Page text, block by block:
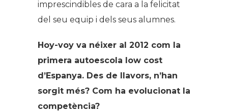
imprescindibles de cara a la felicitat
del seu equip i dels seus alumnes.
Hoy-voy va néixer al 2012 com la
primera autoescola low cost
d’Espanya. Des de llavors, n’han
sorgit més? Com ha evolucionat la
competència?